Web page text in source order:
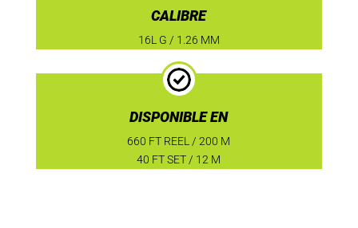
CALIBRE
16L G / 1.26 MM
DISPONIBLE EN
660 FT REEL / 200 M
40 FT SET / 12 M